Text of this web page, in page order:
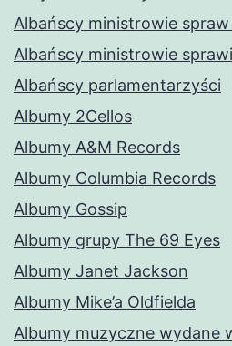
Albańscy ministrowie
Albańscy ministrowie
Albańscy parlamentarzyści
Albumy 2Cellos
Albumy A&M Records
Albumy Columbia Records
Albumy Gossip
Albumy grupy The 69 Eyes
Albumy Janet Jackson
Albumy Mike’a Oldfielda
Albumy muzyczne wydane